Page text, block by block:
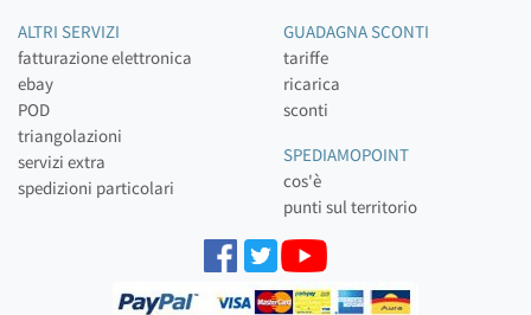
ALTRI SERVIZI
fatturazione elettronica
ebay
POD
triangolazioni
servizi extra
spedizioni particolari
GUADAGNA SCONTI
tariffe
ricarica
sconti
SPEDIAMOPOINT
cos'è
punti sul territorio